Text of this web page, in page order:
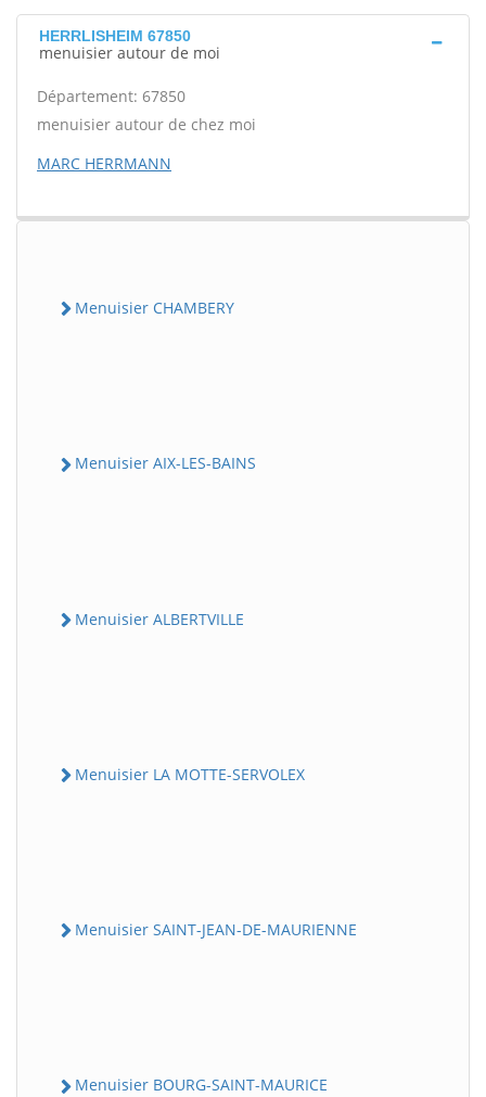
HERRLISHEIM 67850
menuisier autour de moi
Département: 67850
menuisier autour de chez moi
MARC HERRMANN
Menuisier CHAMBERY
Menuisier AIX-LES-BAINS
Menuisier ALBERTVILLE
Menuisier LA MOTTE-SERVOLEX
Menuisier SAINT-JEAN-DE-MAURIENNE
Menuisier BOURG-SAINT-MAURICE